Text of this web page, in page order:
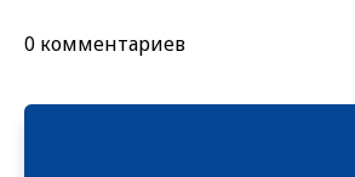
0 комментариев